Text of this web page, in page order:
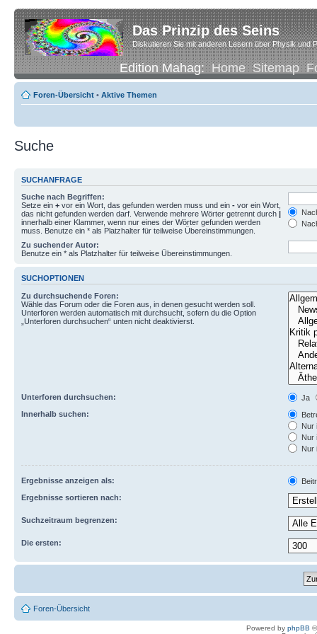
Das Prinzip des Seins
Diskutieren Sie mit anderen Lesern über Physik und
Edition Mahag:Home Sitemap
Foren-Übersicht • Aktive Themen
Suche
SUCHANFRAGE
Suche nach Begriffen:
Setze ein + vor ein Wort, das gefunden werden muss und ein - vor ein Wort,
das nicht gefunden werden darf. Verwende mehrere Wörter getrennt durch |
innerhalb einer Klammer, wenn nur eines der Wörter gefunden werden
muss. Benutze ein * als Platzhalter für teilweise Übereinstimmungen.
Zu suchender Autor:
Benutze ein * als Platzhalter für teilweise Übereinstimmungen.
SUCHOPTIONEN
Zu durchsuchende Foren:
Wähle das Forum oder die Foren aus, in denen gesucht werden soll.
Unterforen werden automatisch mit durchsucht, sofern du die Option
„Unterforen durchsuchen“ unten nicht deaktivierst.
Unterforen durchsuchen:
Ja
Innerhalb suchen:
Nur
Nur
Nur
Ergebnisse anzeigen als:
Ergebnisse sortieren nach:
Suchzeitraum begrenzen:
Die ersten:
Foren-Übersicht
Powered by phpBB